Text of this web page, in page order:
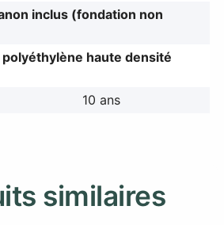
inclus (fondation non
haute densité
10 ans
similaires